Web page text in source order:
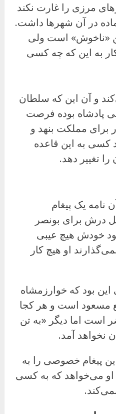
مرزی را غارت نکند
در آن شهرها داشت.
«ناخوش» است ولی
به این که چه کسی
و آن این که سلطان
پادشاه بوده فرصت
برای مملکت بنهد و
کسی به این قاعده
تغییر دهد.
نامه یک پیغام
برای بونصر
خودش هیچ عیبی
او هیچ کار
بود که خوارزمشاه
مسعود است و هر کجا
است اما دیگر «به تن
نخواهد آمد.
پیغام خصوصی را به
او می‌خواهد که به کسی